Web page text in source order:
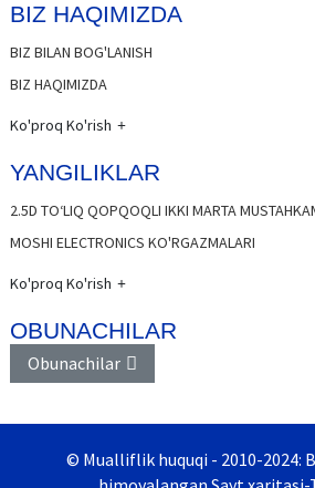
BIZ HAQIMIZDA
BIZ BILAN BOG'LANISH
BIZ HAQIMIZDA
Ko'proq Ko'rish
YANGILIKLAR
2.5D TOʻLIQ QOPQOQLI IKKI MARTA
MOSHI ELECTRONICS KO'RGAZMALARI
Ko'proq Ko'rish
OBUNACHILAR
Obunachilar
© Mualliflik huquqi - 2010-2024: